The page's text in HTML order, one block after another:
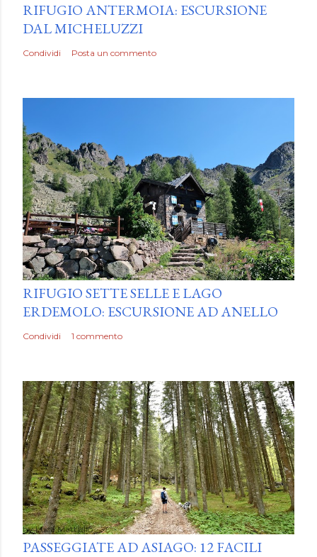
RIFUGIO ANTERMOIA: ESCURSIONE
DAL MICHELUZZI
Condividi Posta un commento
byLuca Mattiello
RIFUGIO SETTE SELLE E LAGO
ERDEMOLO: ESCURSIONE AD ANELLO
Condividi 1 commento
byLuca Mattiello
PASSEGGIATE AD ASIAGO: 12 FACILI